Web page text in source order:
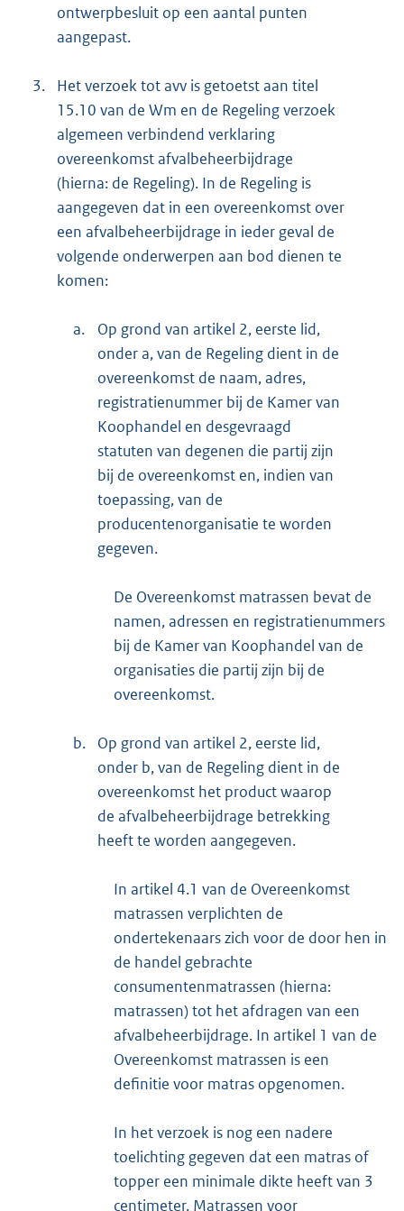
ontwerpbesluit op een aantal punten
aangepast.
3.
Het verzoek tot avv is getoetst aan titel
15.10 van de Wm en de Regeling verzoek
algemeen verbindend verklaring
overeenkomst afvalbeheerbijdrage
(hierna: de Regeling). In de Regeling is
aangegeven dat in een overeenkomst over
een afvalbeheerbijdrage in ieder geval de
volgende onderwerpen aan bod dienen te
komen:
a.
Op grond van artikel 2, eerste lid,
onder a, van de Regeling dient in de
overeenkomst de naam, adres,
registratienummer bij de Kamer van
Koophandel en desgevraagd
statuten van degenen die partij zijn
bij de overeenkomst en, indien van
toepassing, van de
producentenorganisatie te worden
gegeven.
De Overeenkomst matrassen bevat de
namen, adressen en registratienummers
bij de Kamer van Koophandel van de
organisaties die partij zijn bij de
overeenkomst.
b.
Op grond van artikel 2, eerste lid,
onder b, van de Regeling dient in de
overeenkomst het product waarop
de afvalbeheerbijdrage betrekking
heeft te worden aangegeven.
In artikel 4.1 van de Overeenkomst
matrassen verplichten de
ondertekenaars zich voor de door hen in
de handel gebrachte
consumentenmatrassen (hierna:
matrassen) tot het afdragen van een
afvalbeheerbijdrage. In artikel 1 van de
Overeenkomst matrassen is een
definitie voor matras opgenomen.
In het verzoek is nog een nadere
toelichting gegeven dat een matras of
topper een minimale dikte heeft van 3
centimeter. Matrassen voor